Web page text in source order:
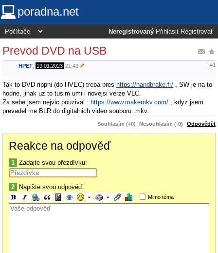
poradna.net
Neregistrovaný Přihlásit Registrovat
Prevod DVD na USB
HPET 19.01.2023 21:49 #1
Tak to DVD rippni (do HVEC) treba pres https://handbrake.fr/ , SW je na to
hodne, jinak uz to tusim umi i novejsi verze VLC.
Za sebe jsem nejvic pouzival : https://www.makemkv.com/ , kdyz jsem
prevadel me BLR do digitalnich video souboru .mkv.
Souhlasím (+0) Nesouhlasím (-0) Odpovědět
Reakce na odpověď
1 Zadajte svou přezdívku:
2 Napište svou odpověď:
Mimo téma